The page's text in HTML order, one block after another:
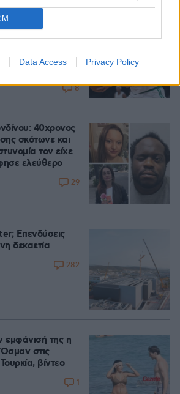
Data Access Privacy Policy
κόσμο ο Καντέρ:
υποψήφιος
8
40χρονος
σκότωνε και
τον είχε
ελεύθερο
29
Επενδύσεις
δεκαετία
282
εμφάνισή της η
στις
βίντεο
1